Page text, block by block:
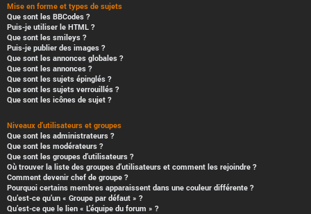
Mise en forme et types de sujets
Que sont les BBCodes ?
Puis-je utiliser le HTML ?
Que sont les smileys ?
Puis-je publier des images ?
Que sont les annonces globales ?
Que sont les annonces ?
Que sont les sujets épinglés ?
Que sont les sujets verrouillés ?
Que sont les icônes de sujet ?
Niveaux d’utilisateurs et groupes
Que sont les administrateurs ?
Que sont les modérateurs ?
Que sont les groupes d’utilisateurs ?
Où trouver la liste des groupes d’utilisateurs et comment les rejoindre ?
Comment devenir chef de groupe ?
Pourquoi certains membres apparaissent dans une couleur différente ?
Qu’est-ce qu’un « Groupe par défaut » ?
Qu’est-ce que le lien « L’équipe du forum » ?